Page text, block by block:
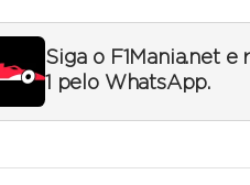
Siga o F1Mania.net
1 pelo WhatsApp.